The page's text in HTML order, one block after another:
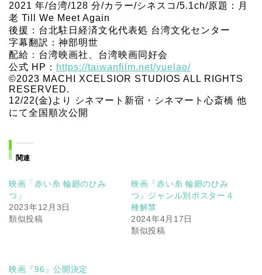
2021 年/台湾/128 分/カラー/シネスコ/5.1ch/原題：月
老 Till We Meet Again
後援：台北駐日経済文化代表処 台湾文化センター
字幕翻訳：神部明世
配給：台湾映画社、台湾映画同好会
公式 HP： https://taiwanfilm.net/yuelao/
©2023 MACHI XCELSIOR STUDIOS ALL RIGHTS
RESERVED.
12/22(金)より シネマート新宿・シネマート心斎橋 他
にて全国順次公開
関連
映画「赤い糸 輪廻のひみ
つ」
2023年12月3日
類似投稿
映画『赤い糸 輪廻のひみ
つ』ジャンル別ポスター４
種解禁
2024年4月17日
類似投稿
映画『96』公開決定